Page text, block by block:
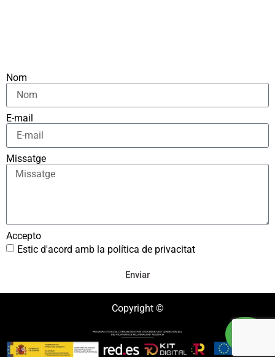
Nom
E-mail
Missatge
Accepto
Estic d'acord amb la política de privacitat
Enviar
Copyright ©